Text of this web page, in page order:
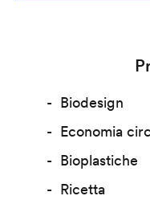
Biodesign
Economia
Bioplastiche
Ricetta